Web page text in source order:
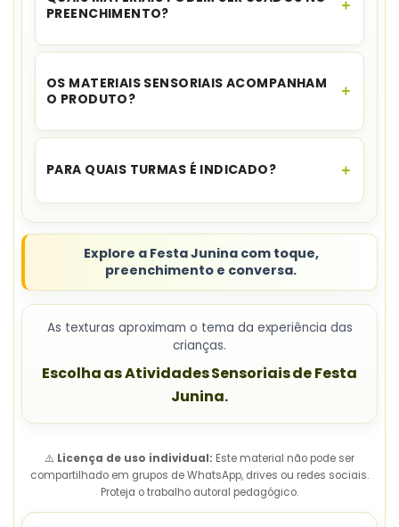
além de ficar disponível na sua área de cliente.
PREENCHIMENTO?
O cadastro sugeremilho, algodão, papel
OS MATERIAIS SENSORIAIS ACOMPANHAM
O PRODUTO?
Não. Eles sãosugestões físicas de aplicaçãoe
PARA QUAIS TURMAS É INDICADO?
iniciais do Ensino Fundamental.
Explore a Festa Junina com toque,
preenchimento e conversa.
As texturas aproximam o tema da experiência das
crianças.
Escolha as Atividades Sensoriais de Festa
Junina.
⚠️ Licença de uso individual: Este material não pode ser
compartilhado em grupos de WhatsApp, drives ou redes sociais.
Proteja o trabalho autoral pedagógico.